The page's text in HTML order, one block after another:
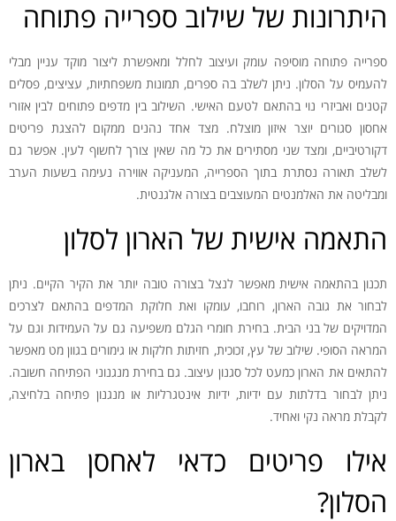
היתרונות של שילוב ספרייה פתוחה
ספרייה פתוחה מוסיפה עומק ועיצוב לחלל ומאפשרת ליצור מוקד עניין מבלי
להעמיס על הסלון. ניתן לשלב בה ספרים, תמונות משפחתיות, עציצים, פסלים
קטנים ואביזרי נוי בהתאם לטעם האישי. השילוב בין מדפים פתוחים לבין אזורי
אחסון סגורים יוצר איזון מוצלח. מצד אחד נהנים ממקום להצגת פריטים
דקורטיביים, ומצד שני מסתירים את כל מה שאין צורך לחשוף לעין. אפשר גם
לשלב תאורה נסתרת בתוך הספרייה, המעניקה אווירה נעימה בשעות הערב
ומבליטה את האלמנטים המעוצבים בצורה אלגנטית.
התאמה אישית של הארון לסלון
תכנון בהתאמה אישית מאפשר לנצל בצורה טובה יותר את הקיר הקיים. ניתן
לבחור את גובה הארון, רוחבו, עומקו ואת חלוקת המדפים בהתאם לצרכים
המדויקים של בני הבית. בחירת חומרי הגלם משפיעה גם על העמידות וגם על
המראה הסופי. שילוב של עץ, זכוכית, חזיתות חלקות או גימורים בגוון מט מאפשר
להתאים את הארון כמעט לכל סגנון עיצוב. גם בחירת מנגנוני הפתיחה חשובה.
ניתן לבחור בדלתות עם ידיות, ידיות אינטגרליות או מנגנון פתיחה בלחיצה,
לקבלת מראה נקי ואחיד.
אילו פריטים כדאי לאחסן בארון
הסלון?